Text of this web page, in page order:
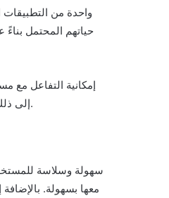
حياتهم المحتمل
إلى ذلك، يوفر التطبيق أيضًا ميزة “سحب الشاشة” للإبلاغ عن الاهتمام أو الغاء الاهتمام بالمستخدمين الآخرين.
معها بسهولة.